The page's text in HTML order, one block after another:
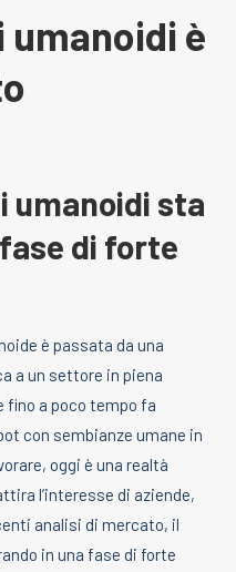
umanoidi è
umanoidi sta
di forte
è passata da una
a un settore in piena
fino a poco tempo fa
con sembianze umane in
oggi è una realtà
l’interesse di aziende,
analisi di mercato, il
in una fase di forte